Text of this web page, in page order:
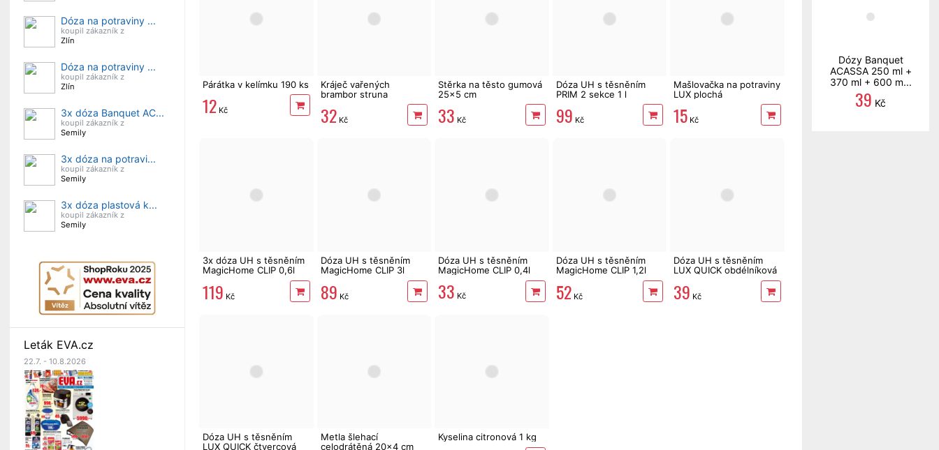
Dóza na potraviny ...
koupil zákazník z
Zlín
Dóza na potraviny ...
koupil zákazník z
Zlín
3x dóza Banquet AC...
koupil zákazník z
Semily
3x dóza na potravi...
koupil zákazník z
Semily
3x dóza plastová k...
koupil zákazník z
Semily
Leták EVA.cz
22.7. - 10.8.2026
Párátka v kelímku 190 ks
12 Kč
Kráječ vařených
brambor struna
32 Kč
Stěrka na těsto gumová
25x5 cm
33 Kč
Dóza UH s těsněním
PRIM 2 sekce 1 l
99 Kč
Mašlovačka na potraviny
LUX plochá
15 Kč
3x dóza UH s těsněním
MagicHome CLIP 0,6l
119 Kč
Dóza UH s těsněním
MagicHome CLIP 3l
89 Kč
Dóza UH s těsněním
MagicHome CLIP 0,4l
33 Kč
Dóza UH s těsněním
MagicHome CLIP 1,2l
52 Kč
Dóza UH s těsněním
LUX QUICK obdélníková
1000ml transparentní
39 Kč
Dóza UH s těsněním
LUX QUICK čtvercová
Metla šlehací
celodrátěná 20x4 cm
Kyselina citronová 1 kg
Dózy Banquet
ACASSA 250 ml +
370 ml + 600 m...
39 Kč